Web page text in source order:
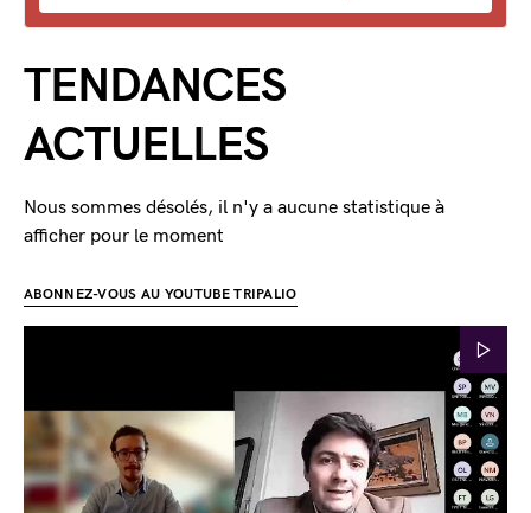
TENDANCES
ACTUELLES
Nous sommes désolés, il n'y a aucune statistique à
afficher pour le moment
ABONNEZ-VOUS AU YOUTUBE TRIPALIO